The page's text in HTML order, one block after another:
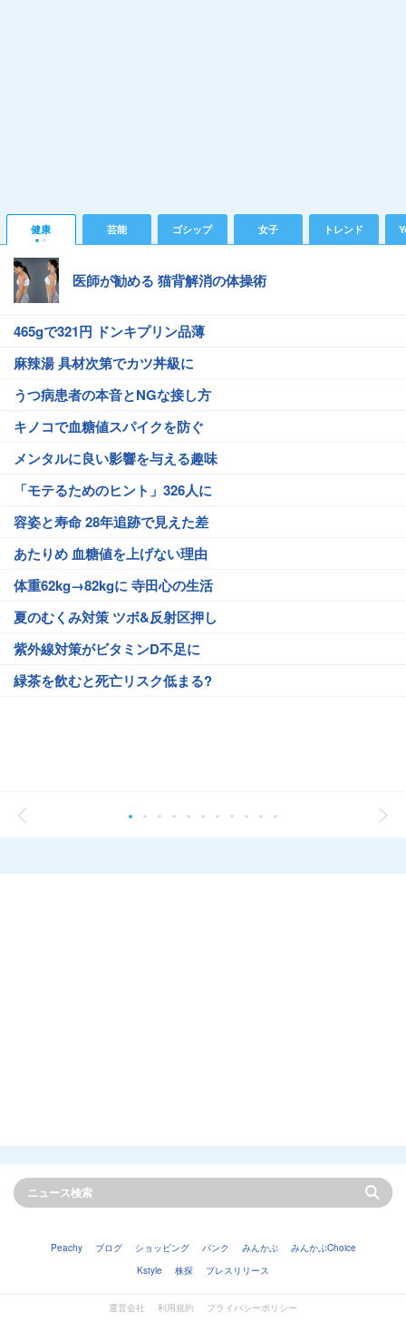
健康 芸能 ゴシップ 女子 トレンド
医師が勧める 猫背解消の体操術
465gで321円 ドンキプリン品薄
麻辣湯 具材次第でカツ丼級に
うつ病患者の本音とNGな接し方
キノコで血糖値スパイクを防ぐ
メンタルに良い影響を与える趣味
「モテるためのヒント」326人に
容姿と寿命 28年追跡で見えた差
あたりめ 血糖値を上げない理由
体重62kg→82kgに 寺田心の生活
夏のむくみ対策 ツボ&反射区押し
紫外線対策がビタミンD不足に
緑茶を飲むと死亡リスク低まる?
Peachy ブログ ショッピング バンク みんかぶ
みんかぶChoice
Kstyle
株探 プレスリリース
運営会社 利用規約 プライバシーポリシー